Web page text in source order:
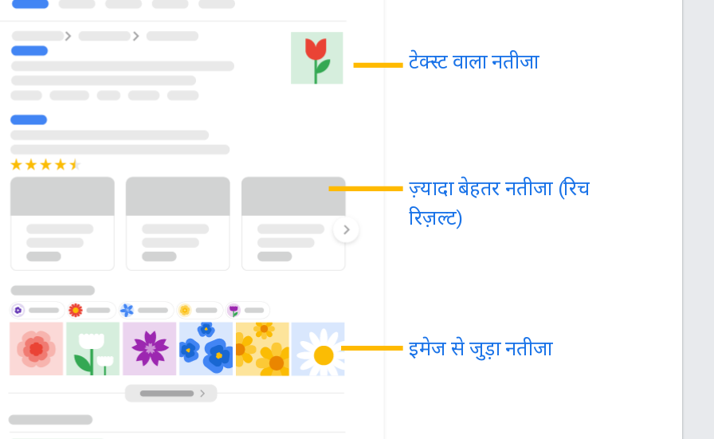
टेक्स्ट वाला नतीजा
ज़्यादा बेहतर नतीजा (रिच
रिज़ल्ट)
इमेज से जुड़ा नतीजा